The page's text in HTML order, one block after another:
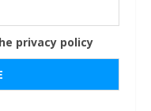
privacy policy